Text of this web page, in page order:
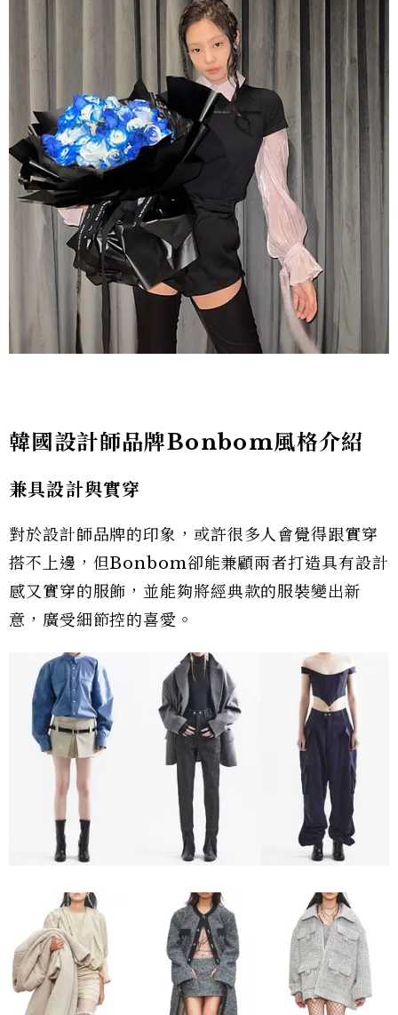
韓國設計師品牌Bonbom風格介紹
兼具設計與實穿
對於設計師品牌的印象，或許很多人會覺得跟實穿
搭不上邊，但Bonbom卻能兼顧兩者打造具有設計
感又實穿的服飾，並能夠將經典款的服裝變出新
意，廣受細節控的喜愛。